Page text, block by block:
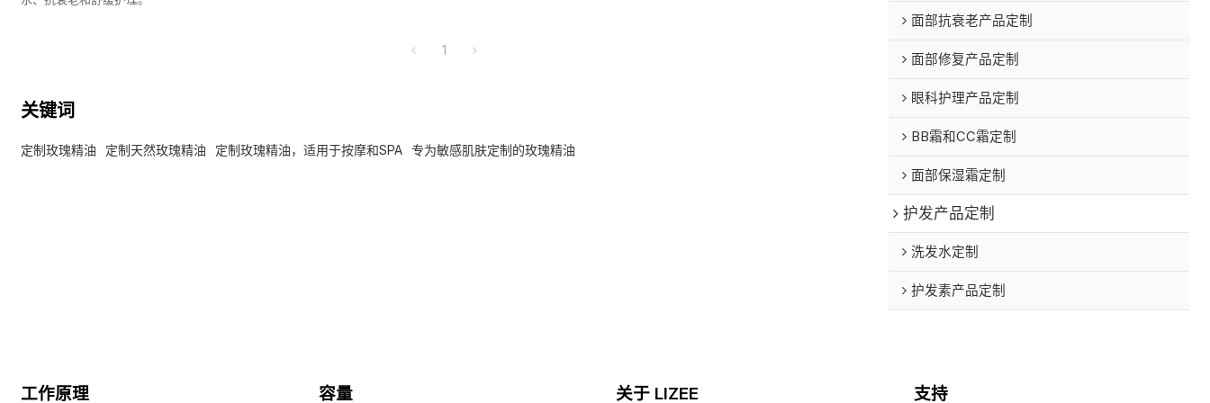
1
关键词
定制玫瑰精油 定制天然玫瑰精油 定制玫瑰精油，适用于按摩和SPA 专为敏感肌肤定制的玫瑰精油
面部抗衰老产品定制
面部修复产品定制
眼科护理产品定制
BB霜和CC霜定制
面部保湿霜定制
护发产品定制
洗发水定制
护发素产品定制
工作原理 容量 关于 LIZEE 支持